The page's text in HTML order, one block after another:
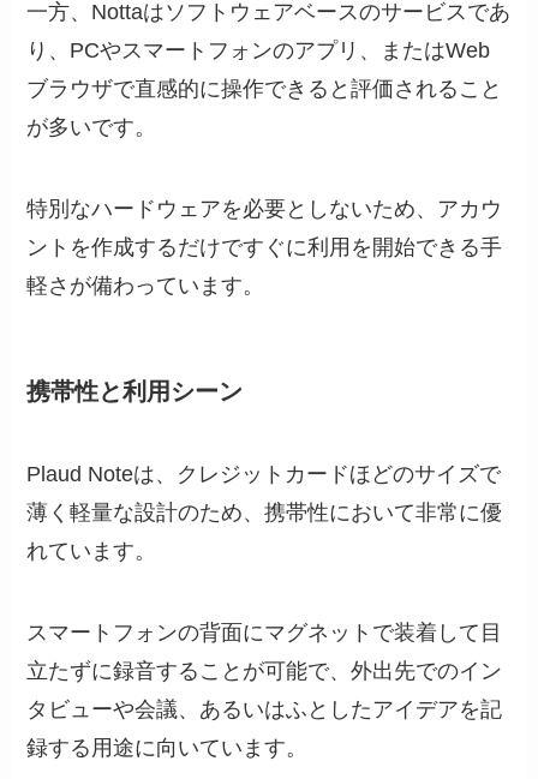
一方、Nottaはソフトウェアベースのサービスであ
り、PCやスマートフォンのアプリ、またはWeb
ブラウザで直感的に操作できると評価されること
が多いです。
特別なハードウェアを必要としないため、アカウ
ントを作成するだけですぐに利用を開始できる手
軽さが備わっています。
携帯性と利用シーン
Plaud Noteは、クレジットカードほどのサイズで
薄く軽量な設計のため、携帯性において非常に優
れています。
スマートフォンの背面にマグネットで装着して目
立たずに録音することが可能で、外出先でのイン
タビューや会議、あるいはふとしたアイデアを記
録する用途に向いています。